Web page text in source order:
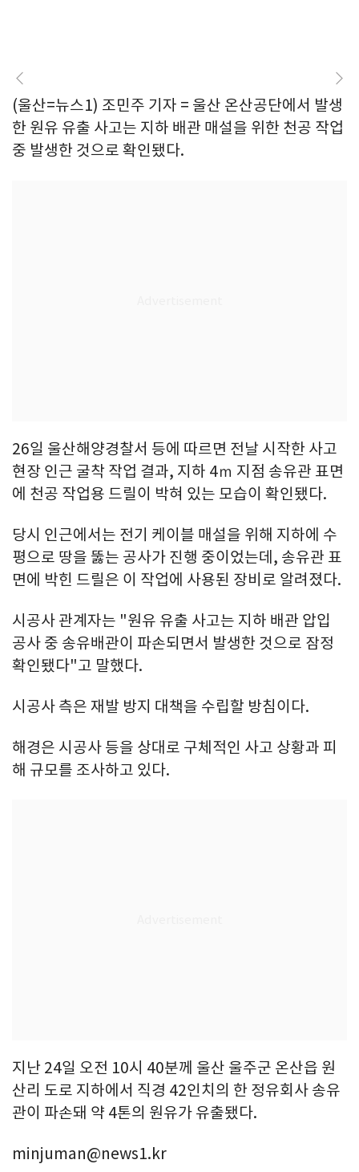
(울산=뉴스1) 조민주 기자 = 울산 온산공단에서 발생
한 원유 유출 사고는 지하 배관 매설을 위한 천공 작업
중 발생한 것으로 확인됐다.
26일 울산해양경찰서 등에 따르면 전날 시작한 사고
현장 인근 굴착 작업 결과, 지하 4ｍ 지점 송유관 표면
에 천공 작업용 드릴이 박혀 있는 모습이 확인됐다.
당시 인근에서는 전기 케이블 매설을 위해 지하에 수
평으로 땅을 뚫는 공사가 진행 중이었는데, 송유관 표
면에 박힌 드릴은 이 작업에 사용된 장비로 알려졌다.
시공사 관계자는 "원유 유출 사고는 지하 배관 압입
공사 중 송유배관이 파손되면서 발생한 것으로 잠정
확인됐다"고 말했다.
시공사 측은 재발 방지 대책을 수립할 방침이다.
해경은 시공사 등을 상대로 구체적인 사고 상황과 피
해 규모를 조사하고 있다.
지난 24일 오전 10시 40분께 울산 울주군 온산읍 원
산리 도로 지하에서 직경 42인치의 한 정유회사 송유
관이 파손돼 약 4톤의 원유가 유출됐다.
minjuman@news1.kr